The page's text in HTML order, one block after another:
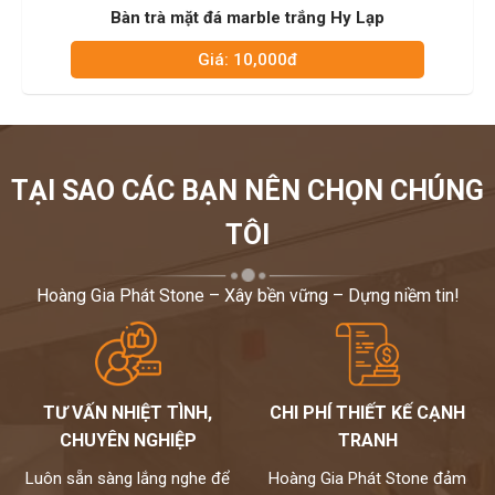
Bàn trà mặt đá marble trắng Hy Lạp
TẠI SAO CÁC BẠN NÊN CHỌN CHÚNG
TÔI
Hoàng Gia Phát Stone – Xây bền vững – Dựng niềm tin!
TƯ VẤN NHIỆT TÌNH,
CHUYÊN NGHIỆP
Luôn sẵn sàng lắng nghe để
CHI PHÍ THIẾT KẾ CẠNH
TRANH
Hoàng Gia Phát Stone đảm